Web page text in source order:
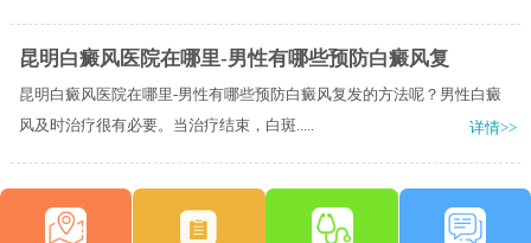
昆明白癜风医院在哪里-男性有哪些预防白癜风复
昆明白癜风医院在哪里-男性有哪些预防白癜风复发的方法呢？男性白癜
风及时治疗很有必要。当治疗结束，白斑.....
详情>>